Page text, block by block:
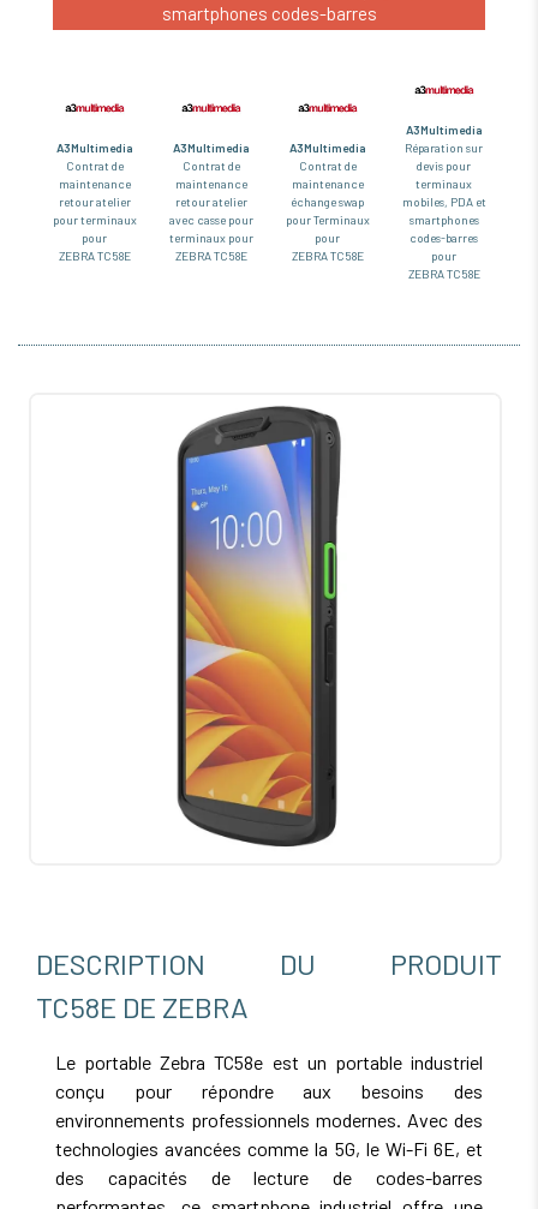
smartphones codes-barres
A3Multimedia
Contrat de
maintenance
retour atelier
pour terminaux
pour
ZEBRA TC58E
A3Multimedia
Contrat de
maintenance
retour atelier
avec casse pour
terminaux pour
ZEBRA TC58E
A3Multimedia
Contrat de
maintenance
échange swap
pour Terminaux
pour
ZEBRA TC58E
A3Multimedia
Réparation sur
devis pour
terminaux
mobiles, PDA et
smartphones
codes-barres
pour
ZEBRA TC58E
DESCRIPTION DU PRODUIT
TC58E DE ZEBRA
Le portable Zebra TC58e est un portable industriel
conçu pour répondre aux besoins des
environnements professionnels modernes. Avec des
technologies avancées comme la 5G, le Wi-Fi 6E, et
des capacités de lecture de codes-barres